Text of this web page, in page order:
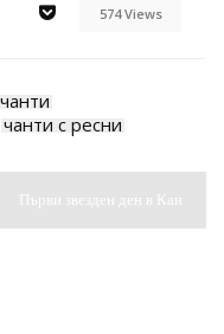
574 Views
чанти с ресни
Първи звезден ден в Кан